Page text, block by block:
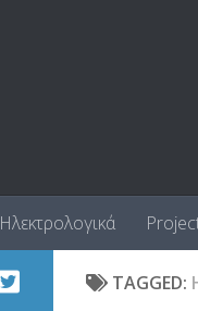
Ηλεκτρολογικά
TAGGED: